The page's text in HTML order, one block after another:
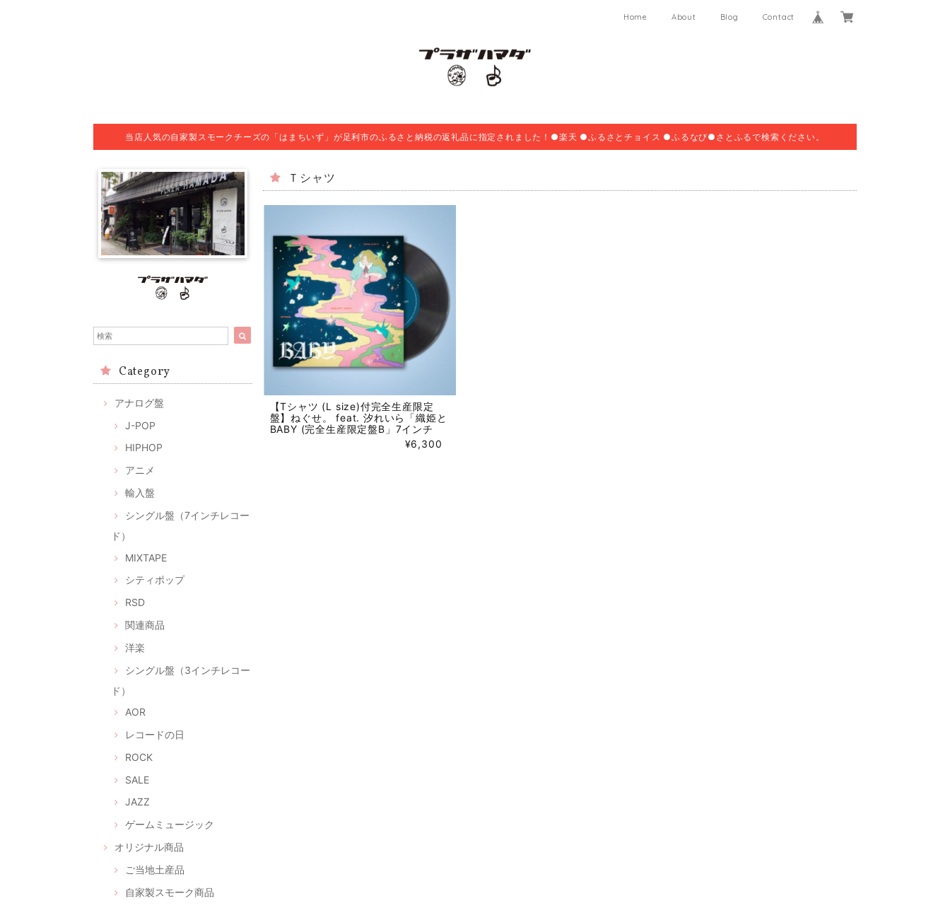
Home About Blog Contact
当店人気の自家製スモークチーズの「はまちいず」が足利市のふるさと納税の返礼品に指定されました！●楽天 ●ふるさとチョイス ●ふるなび●さとふるで検索ください。
Category
アナログ盤
J-POP
HIPHOP
アニメ
輸入盤
シングル盤（7インチレコー
ド）
MIXTAPE
シティポップ
RSD
関連商品
洋楽
シングル盤（3インチレコー
ド）
AOR
レコードの日
ROCK
SALE
JAZZ
ゲームミュージック
オリジナル商品
ご当地土産品
自家製スモーク商品
Ｔシャツ
【Tシャツ (L size)付完全生産限定
盤】ねぐせ。 feat. 汐れいら「織姫と
BABY (完全生産限定盤B」7インチ
¥6,300